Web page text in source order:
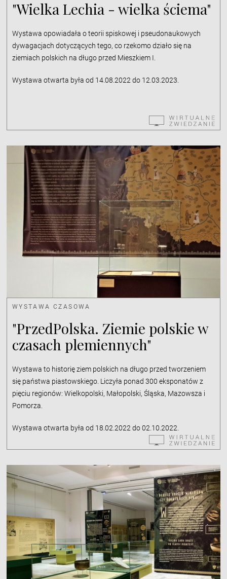
"Wielka Lechia - wielka ściema"
Wystawa opowiadała o teorii spiskowej i pseudonaukowych
dywagacjach dotyczących tego, co rzekomo działo się na
ziemiach polskich na długo przed Mieszkiem I.
Wystawa otwarta była od 14.08.2022 do 12.03.2023.
WYSTAWA CZASOWA
"PrzedPolska. Ziemie polskie w
czasach plemiennych"
Wystawa to historię ziem polskich na długo przed tworzeniem
się państwa piastowskiego. Liczyła ponad 300 eksponatów z
pięciu regionów: Wielkopolski, Małopolski, Śląska, Mazowsza i
Pomorza.
Wystawa otwarta była od 18.02.2022 do 02.10.2022.